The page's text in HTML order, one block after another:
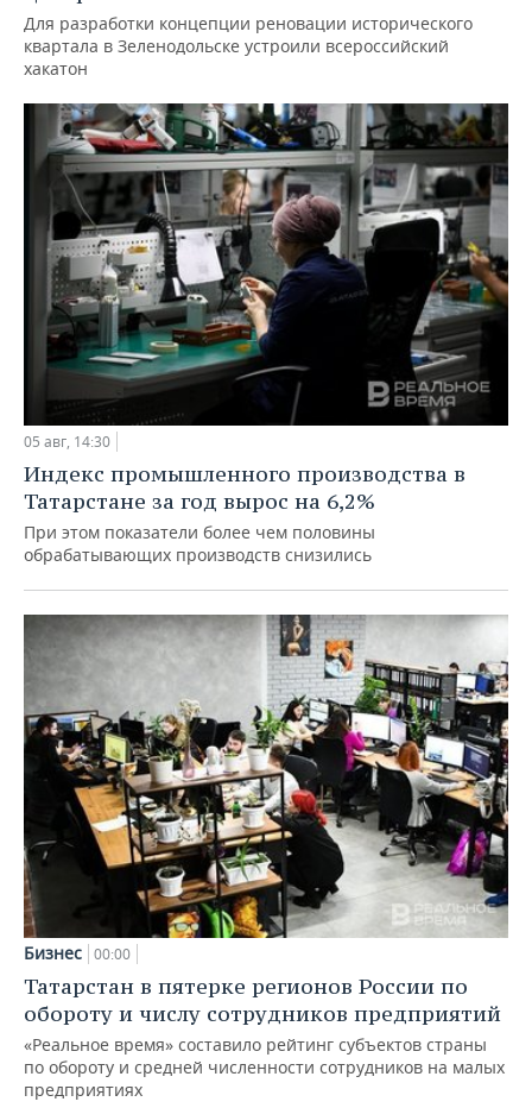
Для разработки концепции реновации исторического
квартала в Зеленодольске устроили всероссийский
хакатон
05 авг, 14:30
Индекс промышленного производства в
Татарстане за год вырос на 6,2%
При этом показатели более чем половины
обрабатывающих производств снизились
Бизнес 00:00
Татарстан в пятерке регионов России по
обороту и числу сотрудников предприятий
«Реальное время» составило рейтинг субъектов страны
по обороту и средней численности сотрудников на малых
предприятиях